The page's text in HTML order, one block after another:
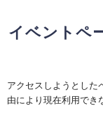
イベントペ
アクセスしようとした
由により現在利用でき